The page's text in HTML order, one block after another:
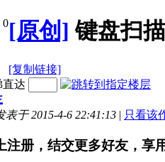
0[原创] 键盘扫
[复制链接]
直达
表于 2015-4-6 22:41:13 | 只看该
注册，结交更多好友，享